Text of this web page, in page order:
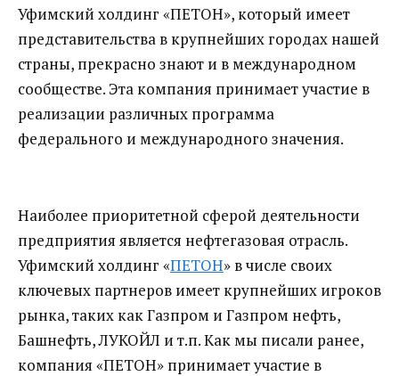
Уфимский холдинг «ПЕТОН», который имеет
представительства в крупнейших городах нашей
страны, прекрасно знают и в международном
сообществе. Эта компания принимает участие в
реализации различных программа
федерального и международного значения.
Наиболее приоритетной сферой деятельности
предприятия является нефтегазовая отрасль.
Уфимский холдинг «ПЕТОН» в числе своих
ключевых партнеров имеет крупнейших игроков
рынка, таких как Газпром и Газпром нефть,
Башнефть, ЛУКОЙЛ и т.п. Как мы писали ранее,
компания «ПЕТОН» принимает участие в